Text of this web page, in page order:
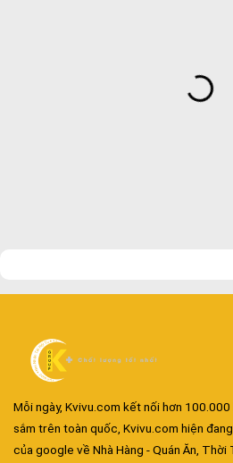
Mỗi ngày, Kvivu.com kết nối hơn
sắm trên toàn quốc, Kvivu.com hiện
của google về Nhà Hàng - Quán Ăn, Thời